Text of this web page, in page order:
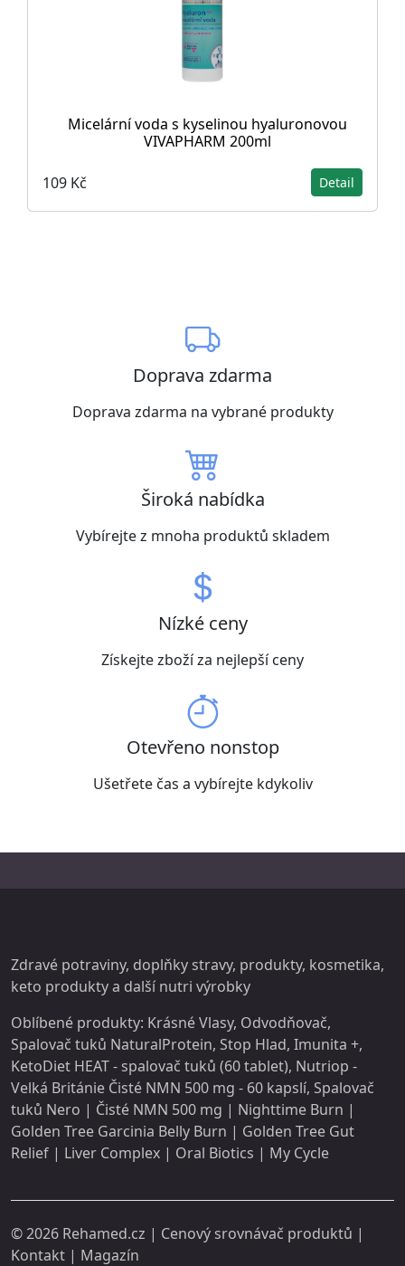
Micelární voda s kyselinou hyaluronovou
VIVAPHARM 200ml
109 Kč Detail
Doprava zdarma
Doprava zdarma na vybrané produkty
Široká nabídka
Vybírejte z mnoha produktů skladem
Nízké ceny
Získejte zboží za nejlepší ceny
Otevřeno nonstop
Ušetřete čas a vybírejte kdykoliv
Zdravé potraviny, doplňky stravy, produkty, kosmetika,
keto produkty a další nutri výrobky
Oblíbené produkty: Krásné Vlasy, Odvodňovač,
Spalovač tuků NaturalProtein, Stop Hlad, Imunita +,
KetoDiet HEAT - spalovač tuků (60 tablet), Nutriop -
Velká Británie Čisté NMN 500 mg - 60 kapslí, Spalovač
tuků Nero | Čisté NMN 500 mg | Nighttime Burn |
Golden Tree Garcinia Belly Burn | Golden Tree Gut
Relief | Liver Complex | Oral Biotics | My Cycle
© 2026 Rehamed.cz | Cenový srovnávač produktů |
Kontakt | Magazín